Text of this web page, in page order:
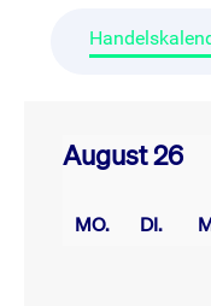
August 26
MO. DI.